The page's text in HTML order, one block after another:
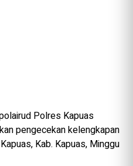
Polres Kapuas
pengecekan kelengkapan
Kab. Kapuas, Minggu